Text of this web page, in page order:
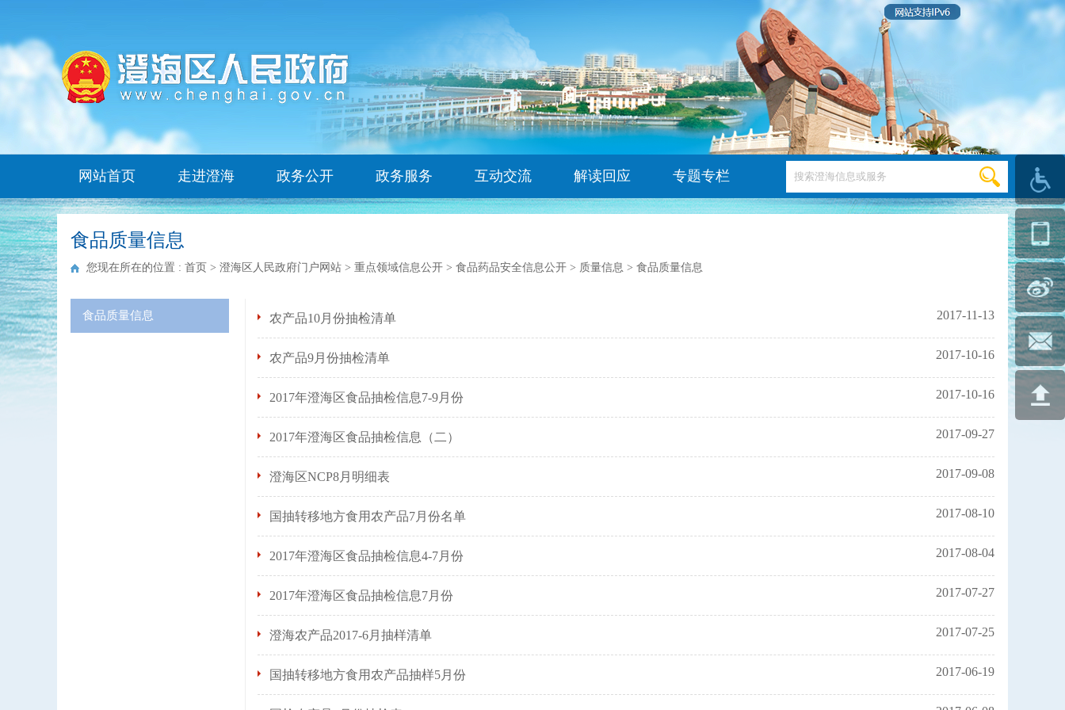
网站首页 走进澄海 政务公开 政务服务 互动交流 解读回应 专题专栏
食品质量信息
您现在所在的位置 : 首页 > 澄海区人民政府门户网站 > 重点领域信息公开 > 食品药品安全信息公开 > 质量信息 > 食品质量信息
食品质量信息 农产品10月份抽检清单 2017-11-13
农产品9月份抽检清单 2017-10-16
2017年澄海区食品抽检信息7-9月份 2017-10-16
2017年澄海区食品抽检信息（二） 2017-09-27
澄海区NCP8月明细表 2017-09-08
国抽转移地方食用农产品7月份名单 2017-08-10
2017年澄海区食品抽检信息4-7月份 2017-08-04
2017年澄海区食品抽检信息7月份 2017-07-27
澄海农产品2017-6月抽样清单 2017-07-25
国抽转移地方食用农产品抽样5月份 2017-06-19